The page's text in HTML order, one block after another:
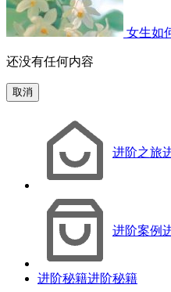
女生如
还没有任何内容
取消
进阶之旅
进阶案例
进阶秘籍进阶秘籍